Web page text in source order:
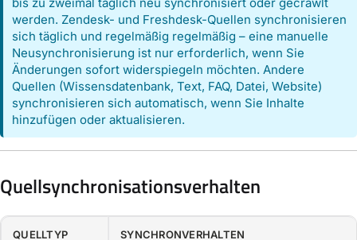
werden. Zendesk- und Freshdesk-Quellen synchronisieren
sich täglich und regelmäßig regelmäßig – eine manuelle
Neusynchronisierung ist nur erforderlich, wenn Sie
Änderungen sofort widerspiegeln möchten. Andere
Quellen (Wissensdatenbank, Text, FAQ, Datei, Website)
synchronisieren sich automatisch, wenn Sie Inhalte
hinzufügen oder aktualisieren.
Quellsynchronisationsverhalten
QUELLTYP SYNCHRONVERHALTEN